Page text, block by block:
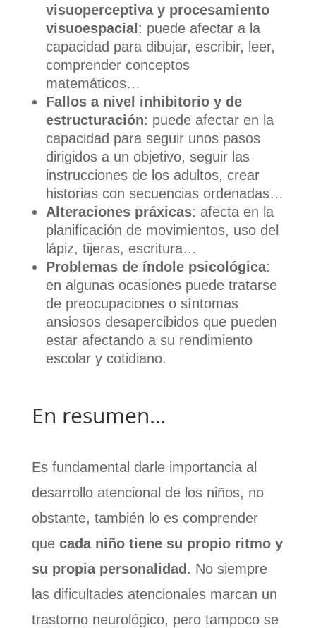
visuoperceptiva y procesamiento
visuoespacial : puede afectar a la
capacidad para dibujar, escribir, leer,
comprender conceptos
matemáticos…
Fallos a nivel inhibitorio y de
estructuración: puede afectar en la
capacidad para seguir unos pasos
dirigidos a un objetivo, seguir las
instrucciones de los adultos, crear
historias con secuencias ordenadas…
Alteraciones práxicas: afecta en la
planificación de movimientos, uso del
lápiz, tijeras, escritura…
Problemas de índole psicológica:
en algunas ocasiones puede tratarse
de preocupaciones o síntomas
ansiosos desapercibidos que pueden
estar afectando a su rendimiento
escolar y cotidiano.
En resumen…
Es fundamental darle importancia al
desarrollo atencional de los niños, no
obstante, también lo es comprender
que cada niño tiene su propio ritmo y
su propia personalidad . No siempre
las dificultades atencionales marcan un
trastorno neurológico, pero tampoco se